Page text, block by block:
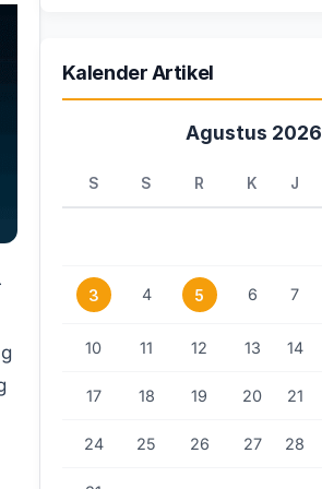
Kalender Artikel
Agustus 2026
S S R K J
3 4 5 6 7
10 11 12 13 14
17 18 19 20 21
24 25 26 27 28